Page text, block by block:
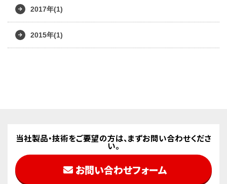
2017年(1)
2015年(1)
当社製品・技術をご要望の方は、まずお問い合わせくださ
い。
お問い合わせフォーム